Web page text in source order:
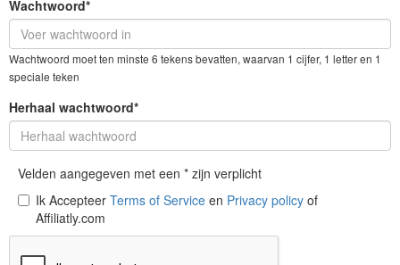
Wachtwoord*
Wachtwoord moet ten minste 6 tekens bevatten, waarvan 1 cijfer, 1 letter en 1
speciale teken
Herhaal wachtwoord*
Velden aangegeven met een * zijn verplicht
Ik Accepteer Terms of Service en Privacy policy of
Affiliatly.com